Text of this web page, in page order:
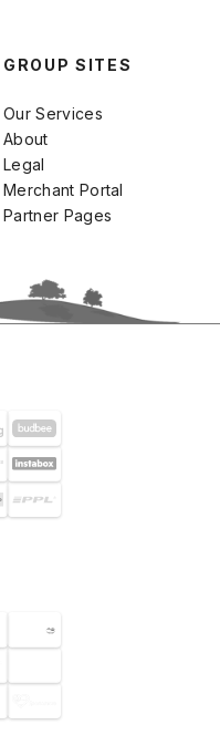
GROUP SITES
Our Services
About
Legal
Merchant Portal
Partner Pages